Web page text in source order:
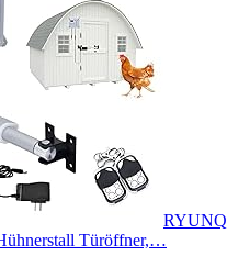
RYUNQ
Türöffner,…